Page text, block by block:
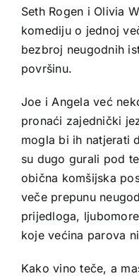
Seth Rogen i Olivia
komediju o jednoj
bezbroj neugodnih
površinu.
Joe i Angela već
pronaći zajednički
mogla bi ih natjerati
su dugo gurali pod
obična komšijska
veče prepunu
prijedloga,
koje većina parova
Kako vino teče, a